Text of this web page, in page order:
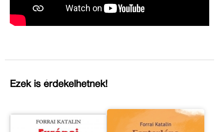
Ezek is érdekelhetnek!